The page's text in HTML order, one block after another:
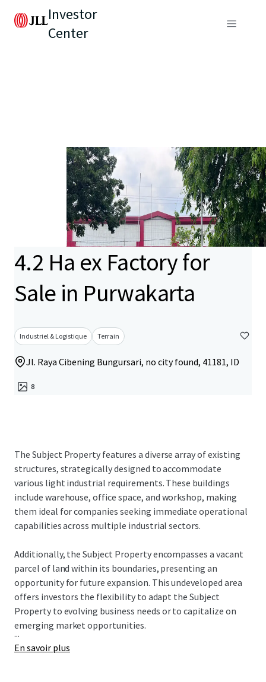
Investor
Center
4.2 Ha ex Factory for
Sale in Purwakarta
Industriel & Logistique Terrain
Jl. Raya Cibening Bungursari, no city found, 41181, ID
8
The Subject Property features a diverse array of existing
structures, strategically designed to accommodate
various light industrial requirements. These buildings
include warehouse, office space, and workshop, making
them ideal for companies seeking immediate operational
capabilities across multiple industrial sectors.
Additionally, the Subject Property encompasses a vacant
parcel of land within its boundaries, presenting an
opportunity for future expansion. This undeveloped area
offers investors the flexibility to adapt the Subject
Property to evolving business needs or to capitalize on
emerging market opportunities.
...
En savoir plus